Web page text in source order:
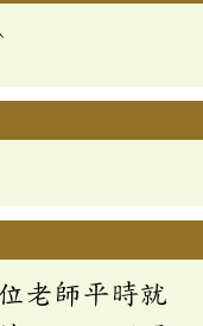
老師平時就